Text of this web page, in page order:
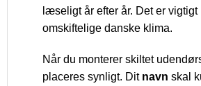
læseligt år efter år. Det er vigtigt
omskiftelige danske klima.
Når du monterer skiltet
placeres synligt. Dit navn skal